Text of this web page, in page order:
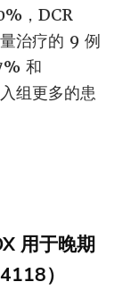
，DCR
治疗的 9 例
和
组更多的患
用于晚期
）